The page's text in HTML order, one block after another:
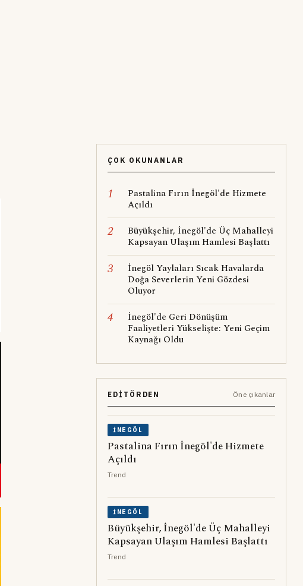
ÇOK OKUNANLAR
1
Pastalina Fırın İnegöl'de Hizmete
Açıldı
2
Büyükşehir, İnegöl'de Üç Mahalleyi
Kapsayan Ulaşım Hamlesi Başlattı
3
İnegöl Yaylaları Sıcak Havalarda
Doğa Severlerin Yeni Gözdesi
Oluyor
4
İnegöl'de Geri Dönüşüm
Faaliyetleri Yükselişte: Yeni Geçim
Kaynağı Oldu
EDITÖRDEN Öne çıkanlar
İNEGÖL
Pastalina Fırın İnegöl'de Hizmete
Açıldı
Trend
İNEGÖL
Büyükşehir, İnegöl'de Üç Mahalleyi
Kapsayan Ulaşım Hamlesi Başlattı
Trend